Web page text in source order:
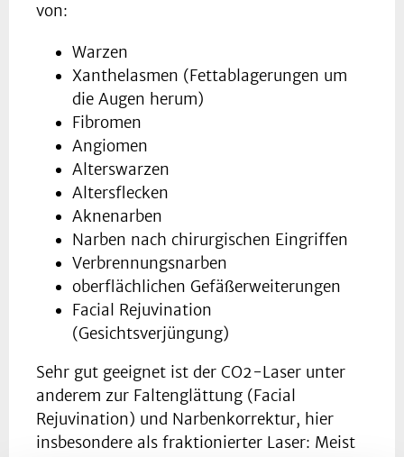
von:
Warzen
Xanthelasmen (Fettablagerungen um
die Augen herum)
Fibromen
Angiomen
Alterswarzen
Altersflecken
Aknenarben
Narben nach chirurgischen Eingriffen
Verbrennungsnarben
oberflächlichen Gefäßerweiterungen
Facial Rejuvination
(Gesichtsverjüngung)
Sehr gut geeignet ist der CO2-Laser unter
anderem zur Faltenglättung (Facial
Rejuvination) und Narbenkorrektur, hier
insbesondere als fraktionierter Laser: Meist